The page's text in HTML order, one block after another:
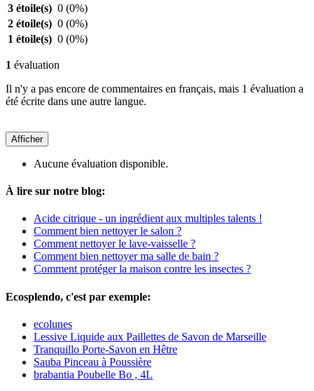
3 étoile(s) 0 (0%)
2 étoile(s) 0 (0%)
1 étoile(s) 0 (0%)
1 évaluation
Il n'y a pas encore de commentaires en français, mais 1 évaluation a
été écrite dans une autre langue.
Afficher
Aucune évaluation disponible.
À lire sur notre blog:
Acide citrique - un ingrédient aux multiples talents !
Comment bien nettoyer le salon ?
Comment nettoyer le lave-vaisselle ?
Comment bien nettoyer ma salle de bain ?
Comment protéger la maison contre les insectes ?
Ecosplendo, c'est par exemple:
ecolunes
Lessive Liquide aux Paillettes de Savon de Marseille
Tranquillo Porte-Savon en Hêtre
Sauba Pinceau à Poussière
brabantia Poubelle Bo , 4L